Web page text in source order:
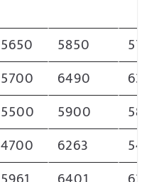
5650 5850
5700 6490
5500 5900
4700 6263